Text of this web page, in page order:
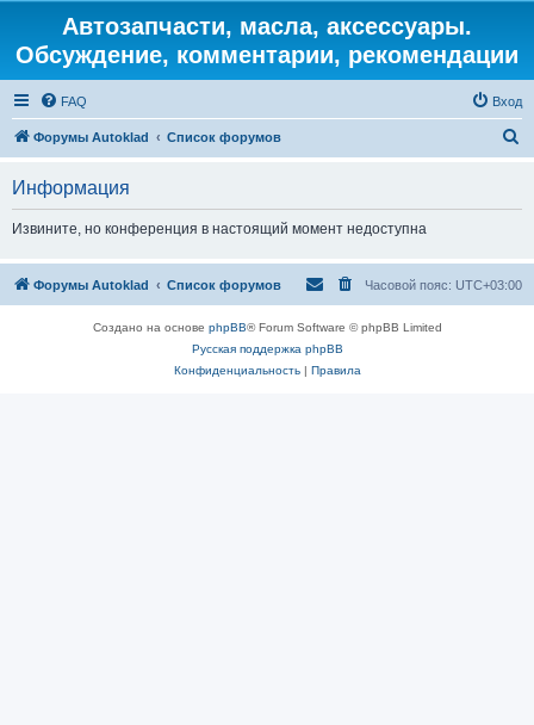
Автозапчасти, масла, аксессуары.
Обсуждение, комментарии, рекомендации
FAQ Вход
Форумы Autoklad Список форумов
Информация
Извините, но конференция в настоящий момент недоступна
Форумы Autoklad Список форумов Часовой пояс: UTC+03:00
Создано на основе phpBB® Forum Software © phpBB Limited
Русская поддержка phpBB
Конфиденциальность| Правила